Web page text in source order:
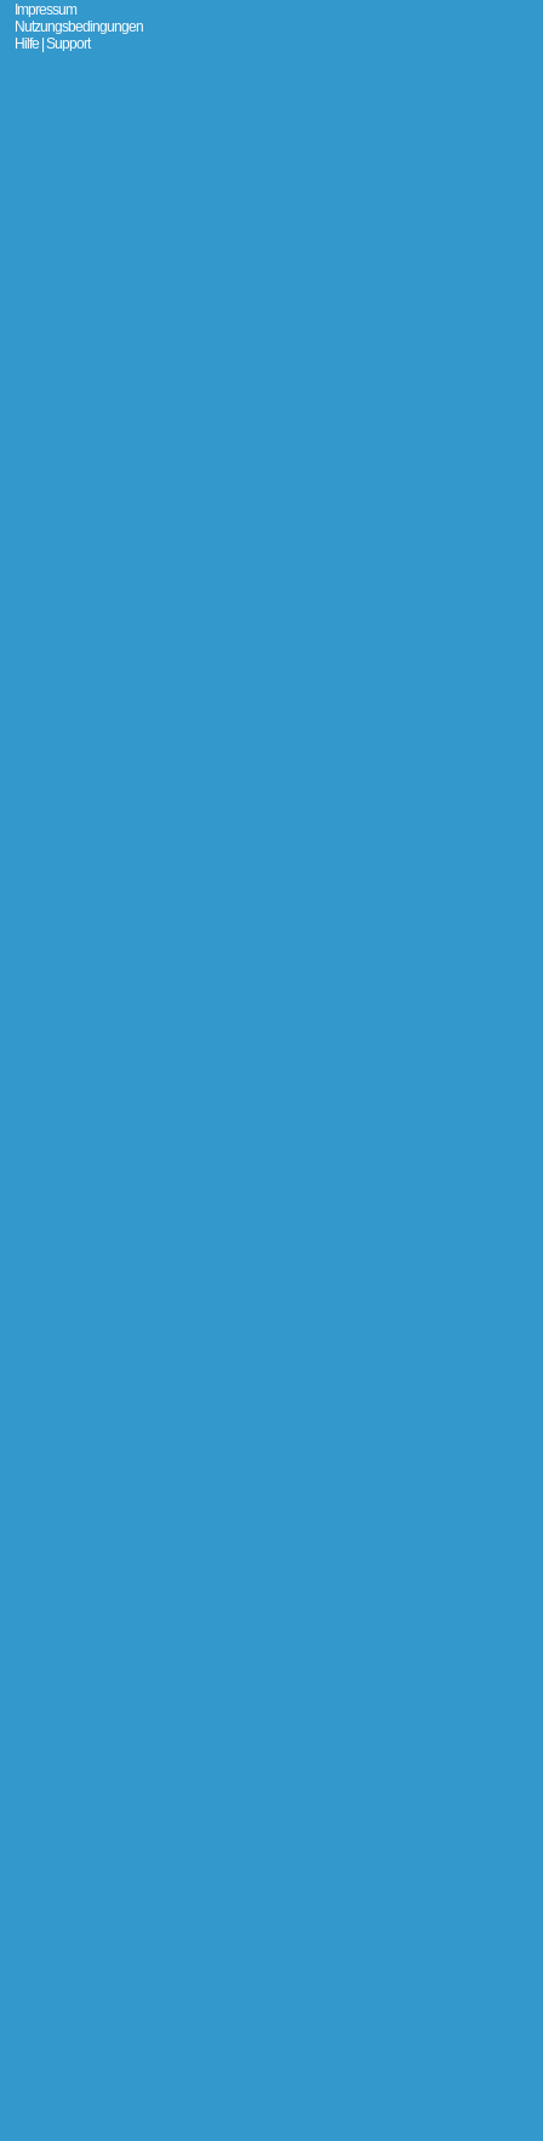
Impressum
Nutzungsbedingungen
Hilfe | Support